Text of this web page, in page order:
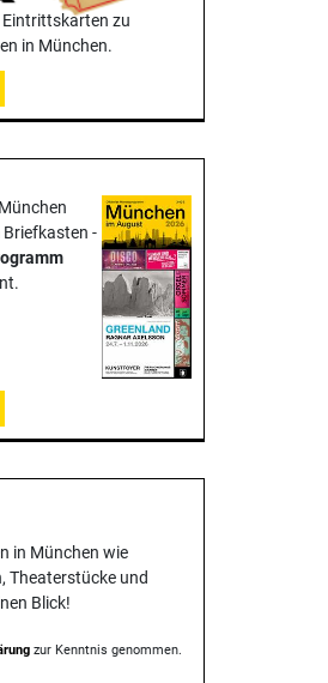
Eintrittskarten zu
in München.
-
in München wie
Theater­stücke und
Blick!
zur Kenntnis genommen.